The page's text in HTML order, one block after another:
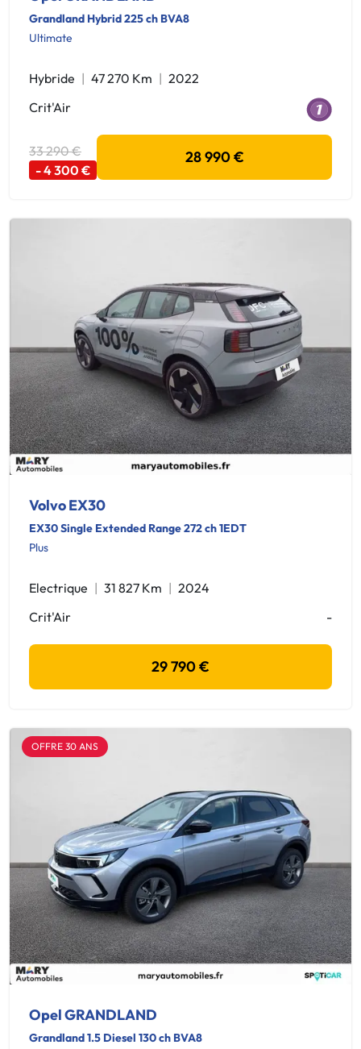
Grandland Hybrid 225 ch BVA8
Ultimate
Hybride 47 270 Km
2022
Crit'Air
33 290 €
- 4 300 €
28 990 €
Volvo EX30
EX30 Single Extended Range 272 ch 1EDT
Plus
Electrique 31 827 Km
2024
Crit'Air
-
29 790 €
OFFRE 30 ANS
Opel GRANDLAND
Grandland 1.5 Diesel 130 ch BVA8